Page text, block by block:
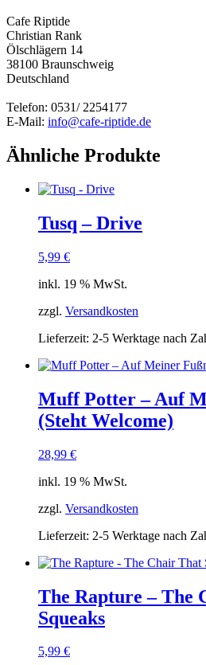
Cafe Riptide
Christian Rank
Ölschlägern 14
38100 Braunschweig
Deutschland
Telefon: 0531/ 2254177
E-Mail: info@cafe-riptide.de
Ähnliche Produkte
Tusq – Drive
5,99 €
inkl. 19 % MwSt.
zzgl. Versandkosten
Lieferzeit: 2-5 Werktage nach
Muff Potter – Auf
(Steht Welcome)
28,99 €
inkl. 19 % MwSt.
zzgl. Versandkosten
Lieferzeit: 2-5 Werktage nach
The Rapture – The
Squeaks
5,99 €